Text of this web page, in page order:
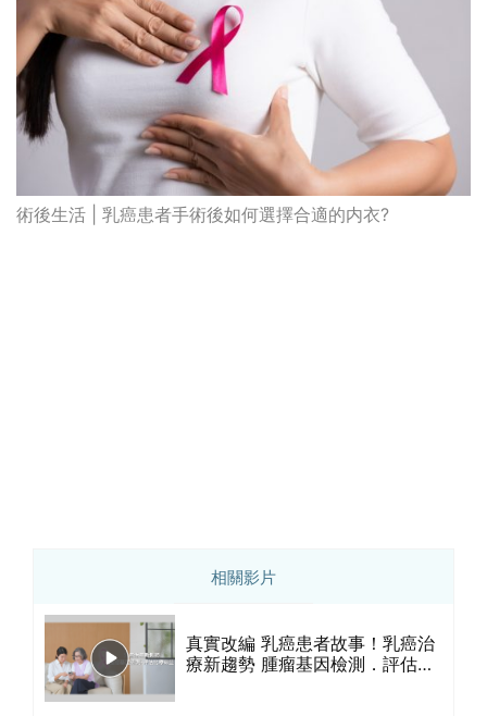
術後生活 | 乳癌患者手術後如何選擇合適的内衣?
相關影片
真實改編 乳癌患者故事！乳癌治
療新趨勢 腫瘤基因檢測．評估化